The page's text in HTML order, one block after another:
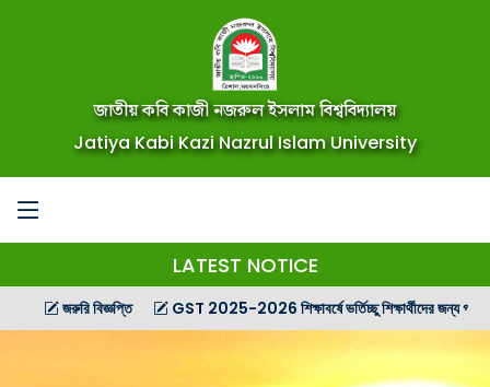
জাতীয় কবি কাজী নজরুল ইসলাম বিশ্ববিদ্যালয়
Jatiya Kabi Kazi Nazrul Islam University
LATEST NOTICE
জরুরি বিজ্ঞপ্তি GST 2025-2026 শিক্ষাবর্ষে ভর্তিচ্ছু শিক্ষার্থীদের জন্য গণ বিজ্ঞপ্তি